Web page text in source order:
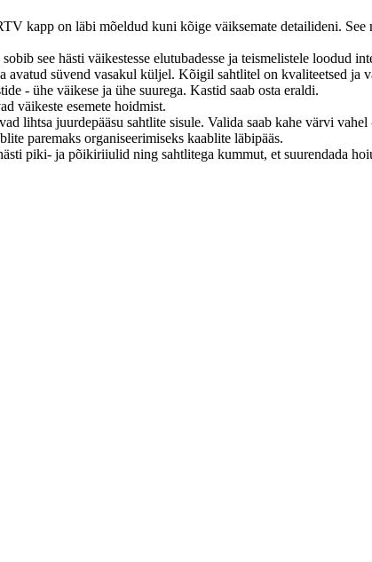
kapp on läbi mõeldud kuni kõige väiksemate detailideni.
see hästi väikestesse elutubadesse ja teismelistele loodud
avatud süvend vasakul küljel. Kõigil sahtlitel on kvaliteetsed ja
- ühe väikese ja ühe suurega. Kastid saab osta eraldi.
väikeste esemete hoidmist.
lihtsa juurdepääsu sahtlite sisule. Valida saab kahe värvi
paremaks organiseerimiseks kaablite läbipääs.
piki- ja põikiriiulid ning sahtlitega kummut, et suurendada